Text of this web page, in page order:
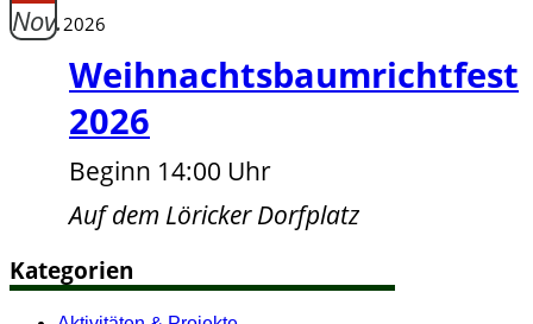
Nov.2026
Weihnachtsbaumrichtfest
2026
Beginn 14:00 Uhr
Auf dem Löricker Dorfplatz
Kategorien